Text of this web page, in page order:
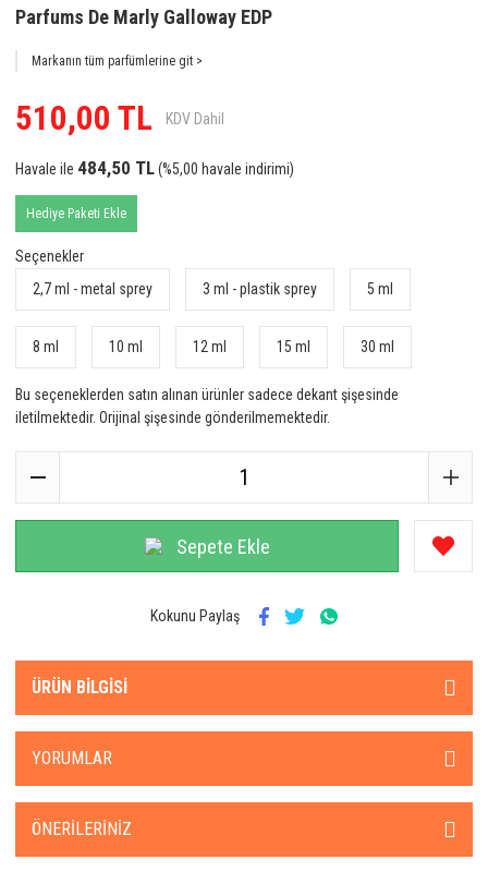
Parfums De Marly Galloway EDP
Markanın tüm parfümlerine git >
510,00 TL KDV Dahil
Havale ile 484,50 TL(%5,00 havale indirimi)
Hediye Paketi Ekle
Seçenekler
2,7 ml - metal sprey
3 ml - plastik sprey 5 ml
8 ml 10 ml 12 ml 15 ml 30 ml
Bu seçeneklerden satın alınan ürünler sadece dekant şişesinde
iletilmektedir. Orijinal şişesinde gönderilmemektedir.
Sepete Ekle
Kokunu Paylaş
ÜRÜN BILGISI
YORUMLAR
ÖNERILERINIZ